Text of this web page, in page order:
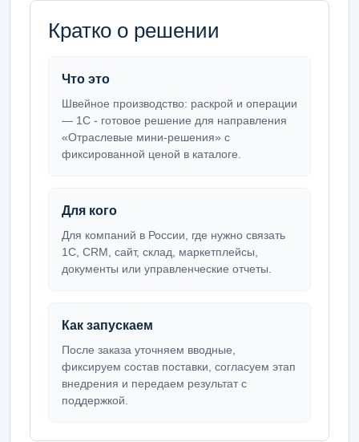
Кратко о решении
Что это
Швейное производство: раскрой и операции
— 1С - готовое решение для направления
«Отраслевые мини-решения» с
фиксированной ценой в каталоге.
Для кого
Для компаний в России, где нужно связать
1С, CRM, сайт, склад, маркетплейсы,
документы или управленческие отчеты.
Как запускаем
После заказа уточняем вводные,
фиксируем состав поставки, согласуем этап
внедрения и передаем результат с
поддержкой.